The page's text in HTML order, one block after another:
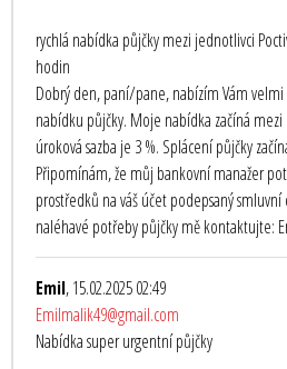
rychlá nabídka půjčky mezi jednotlivci
hodin
Dobrý den, paní/pane, nabízím Vám
nabídku půjčky. Moje nabídka začíná mezi
úroková sazba je 3 %. Splácení půjčky
Připomínám, že můj bankovní manažer
prostředků na váš účet podepsaný
naléhavé potřeby půjčky mě kontaktujte:
Emil, 15.02.2025 02:49
Emilmalik49@gmail.com
Nabídka super urgentní půjčky